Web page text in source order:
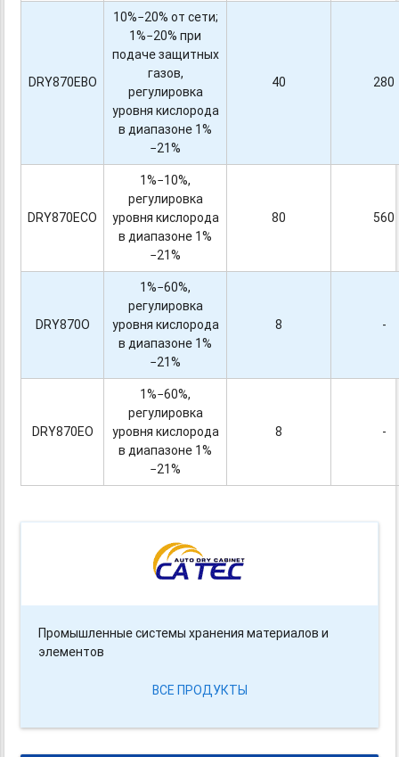
DRY870EBO
10%−20% от сети;
1%−20% при
подаче защитных
газов,
регулировка
уровня кислорода
в диапазоне 1%
−21%
40 280
DRY870ECO
1%−10%,
регулировка
уровня кислорода
в диапазоне 1%
−21%
80 560
DRY870O
1%−60%,
регулировка
уровня кислорода
в диапазоне 1%
−21%
8 -
DRY870EO
1%−60%,
регулировка
уровня кислорода
в диапазоне 1%
−21%
8 -
Промышленные системы хранения материалов и
элементов
ВСЕ ПРОДУКТЫ